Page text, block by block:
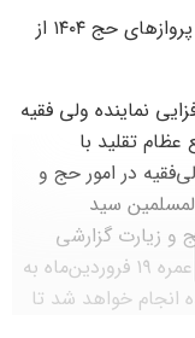
نماینده ولی فقیه در امور حج و زیارت گفت: پروازهای حج ۱۴۰۴ از
نماینده ولی فقیه
تقلید با
در امور حج و
سید
و زیارت گزارشی
درباره عمره ۱۴۰۳ داد و گفت: پروازهای رفت عمره ۱۹ فروردین‌ماه به
نیز در ۱۰ روز آینده انجام خواهد شد تا